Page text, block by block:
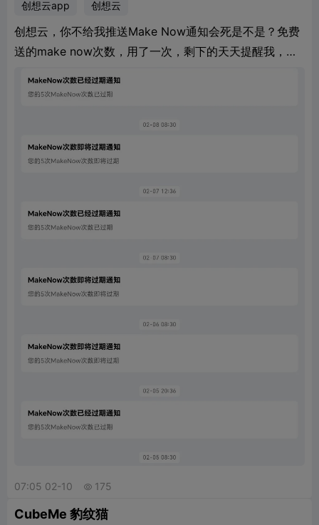
创想云app 创想云
创想云，你不给我推送Make Now通知会死是不是？免费
送的make now次数，用了一次，剩下的天天提醒我，今
07:05 02-10  175
CubeMe 豹纹猫